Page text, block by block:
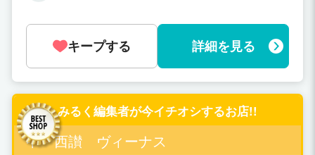
しいというお客様も多く来店されます。 なの
で、当店のお客様に向けたサｰビスは、制服と
女の子の笑顔! ソフトサｰビスと言っていて
も、お店のサｰビスにアナル舐めや、即尺、指
舐め等が入っていたら… それは、お店にある
ものだから、いずれはやらなくてはならなく
なると思います。 でも、当店には、ほとんど
のサｰビスがない事をお客様に告知しておりま
す。 それでも、お客様はめちゃくちゃ来るん
キープする 詳細を見る
みるく編集者が今イチオシするお店!!
中・西讃 ヴィーナス